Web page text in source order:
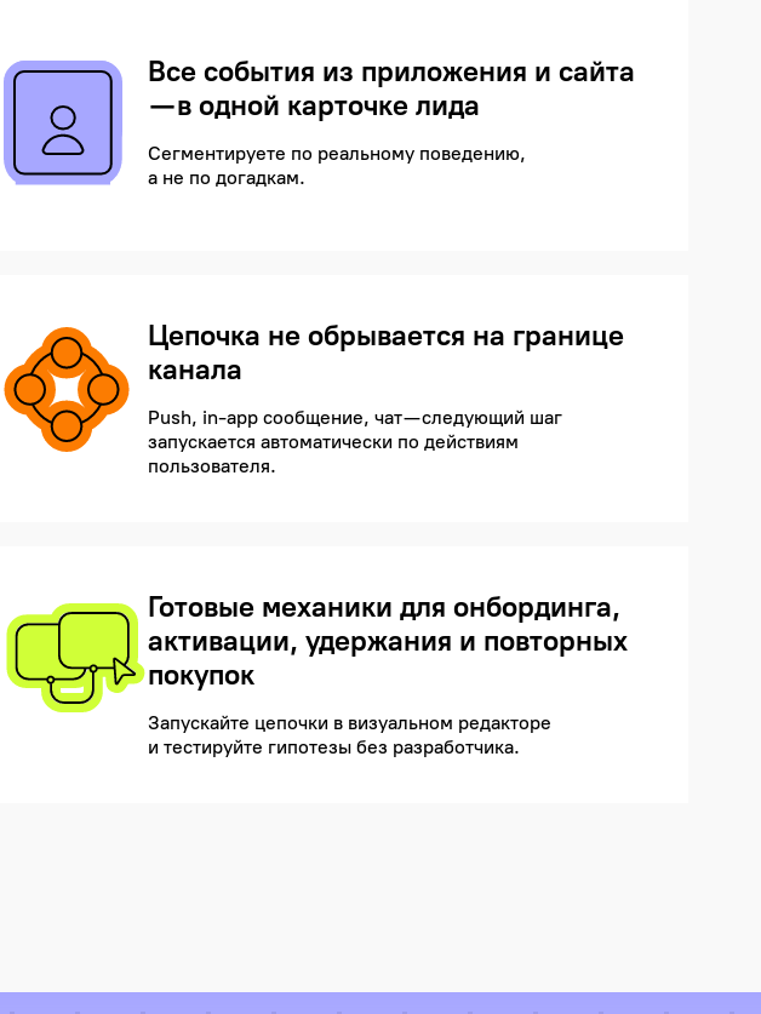
Все события из приложения и сайта
— в одной карточке лида
Сегментируете по реальному поведению,
а не по догадкам.
Цепочка не обрывается на границе
канала
Push, in-app сообщение, чат — следующий шаг
запускается автоматически по действиям
пользователя.
Готовые механики для онбординга,
активации, удержания и повторных
покупок
Запускайте цепочки в визуальном редакторе
и тестируйте гипотезы без разработчика.